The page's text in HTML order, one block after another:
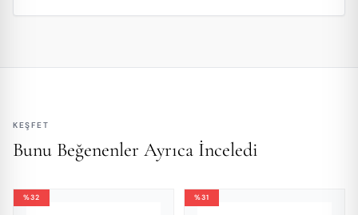
KEŞFET
Bunu Beğenenler Ayrıca İnceledi
%32 %31